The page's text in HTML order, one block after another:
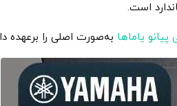
است.
پیانو یاماها به‌صورت اصلی را برعهده